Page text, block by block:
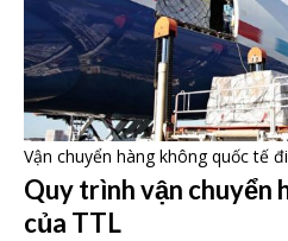
Vận chuyển hàng không quốc tế
Quy trình vận chuyển
của TTL